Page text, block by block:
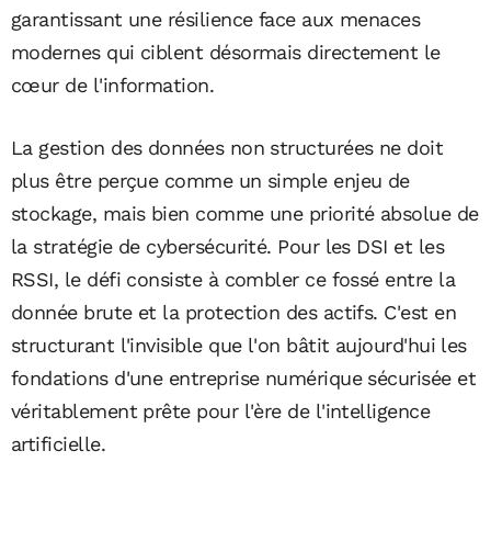
garantissant une résilience face aux menaces
modernes qui ciblent désormais directement le
cœur de l'information.
La gestion des données non structurées ne doit
plus être perçue comme un simple enjeu de
stockage, mais bien comme une priorité absolue de
la stratégie de cybersécurité. Pour les DSI et les
RSSI, le défi consiste à combler ce fossé entre la
donnée brute et la protection des actifs. C'est en
structurant l'invisible que l'on bâtit aujourd'hui les
fondations d'une entreprise numérique sécurisée et
véritablement prête pour l'ère de l'intelligence
artificielle.